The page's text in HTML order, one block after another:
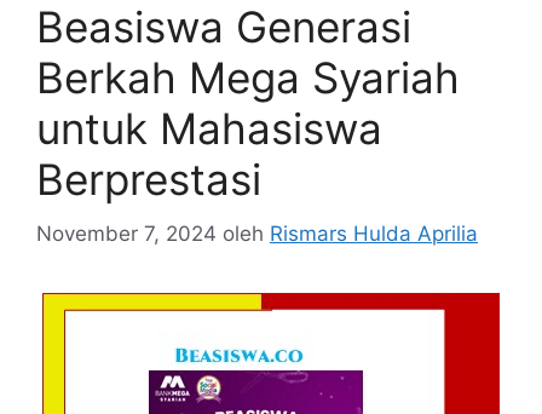
Beasiswa Generasi
Berkah Mega Syariah
untuk Mahasiswa
Berprestasi
November 7, 2024 oleh Rismars Hulda Aprilia